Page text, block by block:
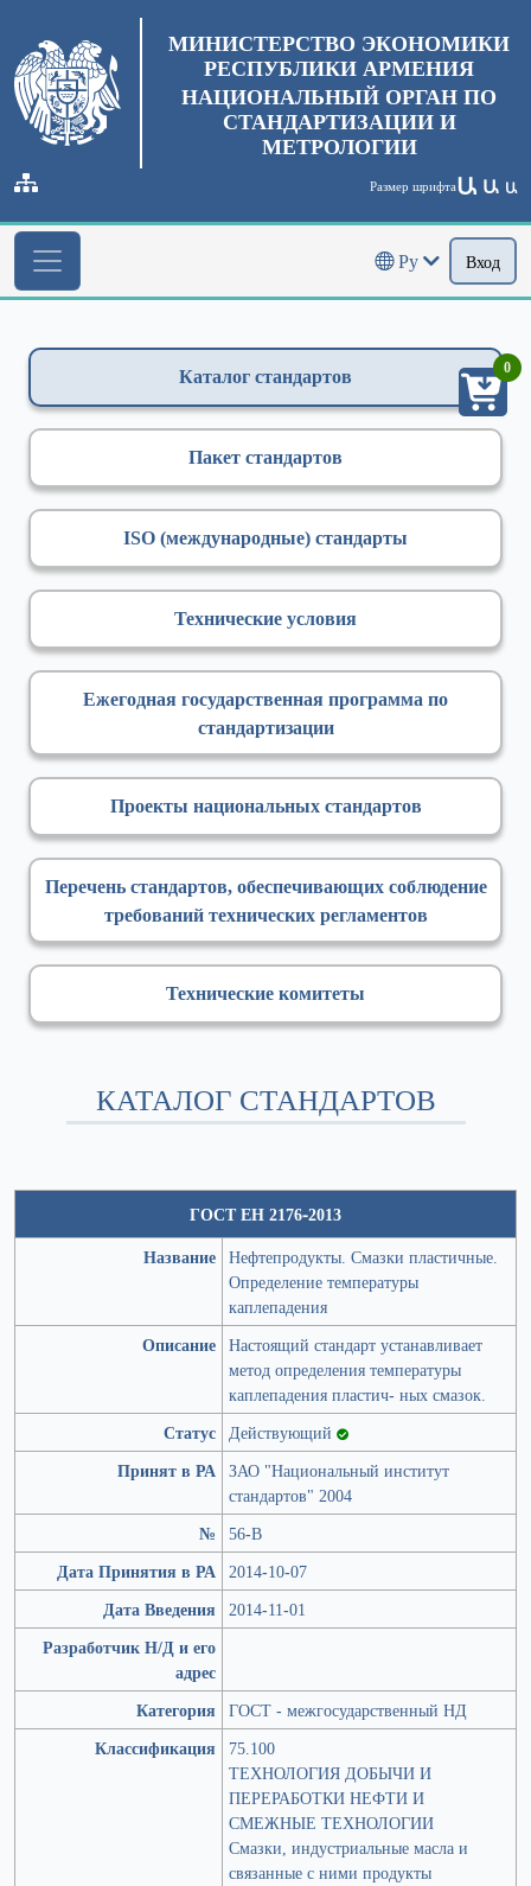
МИНИСТЕРСТВО ЭКОНОМИКИ
РЕСПУБЛИКИ АРМЕНИЯ
НАЦИОНАЛЬНЫЙ ОРГАН ПО
СТАНДАРТИЗАЦИИ И
МЕТРОЛОГИИ
Размер шрифтаԱ Ա Ա
Ру Вход
Каталог стандартов
Пакет стандартов
ISO (международные) стандарты
Технические условия
Ежегодная государственная программа по
стандартизации
Проекты национальных стандартов
Перечень стандартов, обеспечивающих соблюдение
требований технических регламентов
Технические комитеты
КАТАЛОГ СТАНДАРТОВ
ГОСТ ЕН 2176-2013
Название Нефтепродукты. Смазки пластичные.
Определение температуры
каплепадения
Описание Настоящий стандарт устанавливает
метод определения температуры
каплепадения пластич- ных смазок.
Статус Действующий
Принят в РА ЗАО "Национальный институт
стандартов" 2004
№
56-В
Дата Принятия в РА 2014-10-07
Дата Введения
2014-11-01
Разработчик Н/Д и его
адрес
Категория
ГОСТ - межгосударственный НД
Классификация
75.100
ТЕХНОЛОГИЯ ДОБЫЧИ И
ПЕРЕРАБОТКИ НЕФТИ И
СМЕЖНЫЕ ТЕХНОЛОГИИ
Смазки, индустриальные масла и
связанные с ними продукты
0